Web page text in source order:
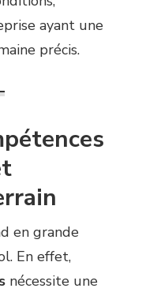
ayant une
précis.
en grande
En effet,
nécessite une